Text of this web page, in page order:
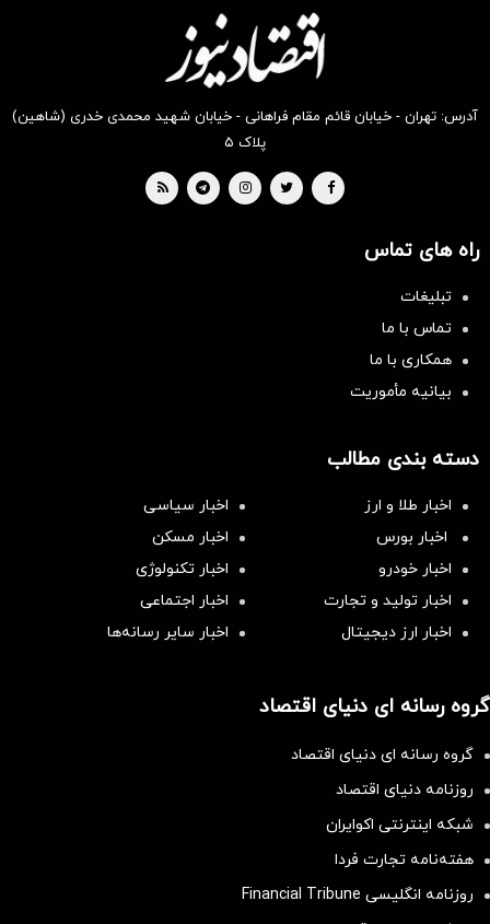
بخر !
بخر !
آدرس: تهران - خیابان قائم مقام فراهانی - خیابان شهید محمدی خدری (شاهین)
پلاک ۵
راه های تماس
تبلیغات
تماس با ما
همکاری با ما
بیانیه مأموریت
دسته بندی مطالب
اخبار طلا و ارز
اخبار سیاسی
اخبار بورس
اخبار مسکن
اخبار خودرو
اخبار تکنولوژی
اخبار تولید و تجارت
اخبار اجتماعی
اخبار ارز دیجیتال
اخبار سایر رسانه‌‌ها
گروه رسانه ای دنیای اقتصاد
گروه رسانه ای دنیای اقتصاد
روزنامه دنیای اقتصاد
شبکه اینترنتی اکوایران
هفته‌نامه تجارت فردا
روزنامه انگلیسی Financial Tribune